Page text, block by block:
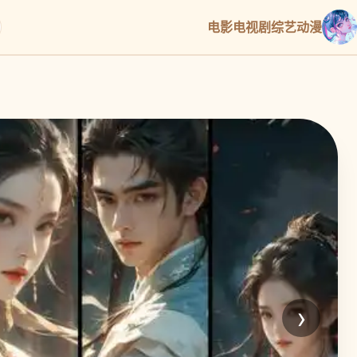
电影电视剧综艺动漫
›